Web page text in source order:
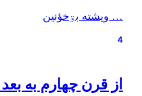
گۊلˇ أفتؤ خۊ گۊله
بسۊجانه؟
… ويشته بۊخؤنين
4
از قرن چهارم به